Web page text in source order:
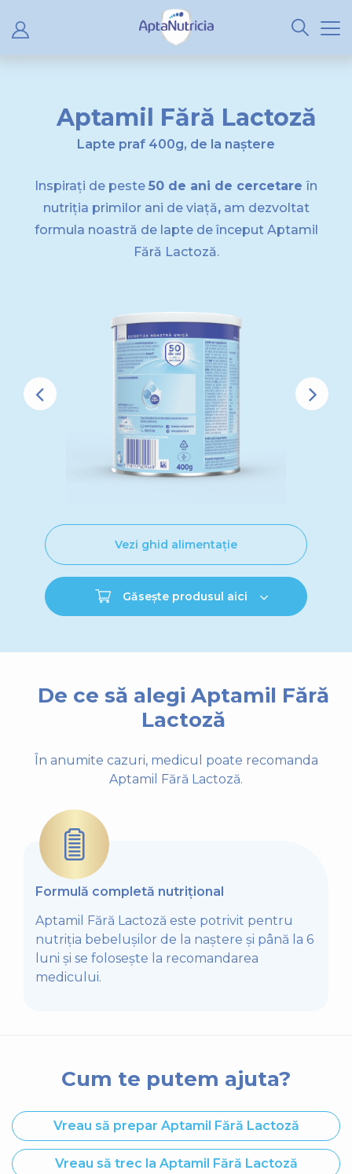
Aptamil Fără Lactoză
Lapte praf 400g, de la naștere
Inspirați de peste 50 de ani de cercetareîn
nutriția primilor ani de viață,am dezvoltat
formula noastră de lapte de început Aptamil
Fără Lactoză.
Vezi ghid alimentație
Găsește produsul aici
De ce să alegi Aptamil Fără
Lactoză
În anumite cazuri, medicul poate recomanda
Aptamil Fără Lactoză.
Formulă completă nutrițional
Aptamil Fără Lactoză este potrivit pentru
nutriția bebelușilor de la naștere și până la 6
luni și se folosește la recomandarea
medicului.
Cum te putem ajuta?
Vreau să prepar Aptamil Fără Lactoză
Vreau să trec la Aptamil Fără Lactoză